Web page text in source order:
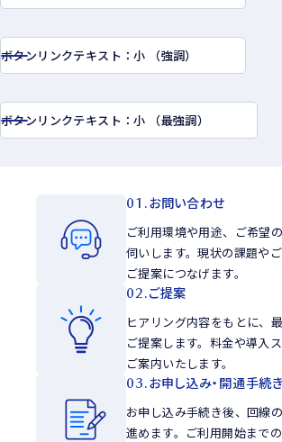
ボタンリンクテキスト：小 （強調）
ボタンリンクテキスト：小 （最強調）
01.お問い合わせ
ご利用環境や用途、ご希望
伺いします。現状の課題や
ご提案につなげます。
02.ご提案
ヒアリング内容をもとに、
ご提案します。料金や導入
ご案内いたします。
03.お申し込み・開通手続き
お申し込み手続き後、回線
進めます。ご利用開始まで